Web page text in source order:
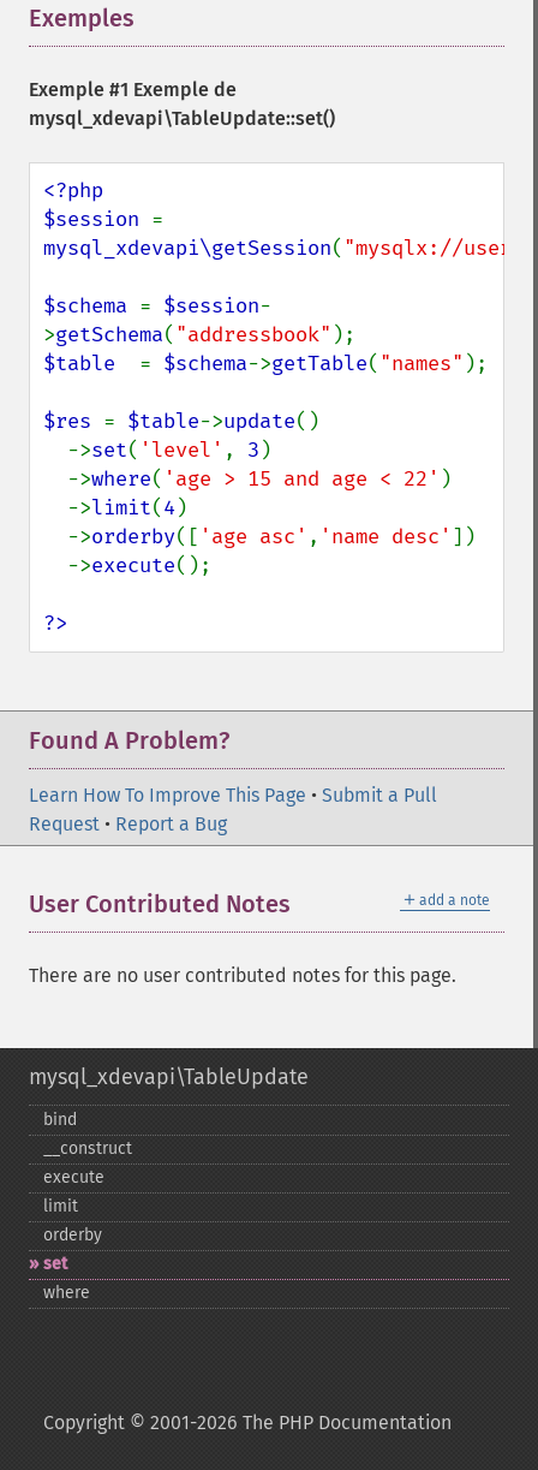
Exemples
Exemple #1 Exemple de
mysql_xdevapi\TableUpdate::set()
<?php
$session
mysql_xdevapi\getSession( "mysqlx://
$schema = $session-
>getSchema( "addressbook"
$table = $schema->getTable( "names" );
$res = $table->update()
  ->
set( 'level' , 3 )
  ->
where( 'age > 15 and age < 22' )
  ->
limit(4 )
  ->
orderby([ 'age asc' , 'name desc' ])
  ->
execute();
?>
Found A Problem?
Learn How To Improve This Page • Submit a Pull
Request • Report a Bug
＋ add a note
User Contributed Notes
There are no user contributed notes for this page.
mysql_xdevapi\TableUpdate
bind
_​_​construct
execute
limit
orderby
set
where
Copyright © 2001-2026 The PHP Documentation